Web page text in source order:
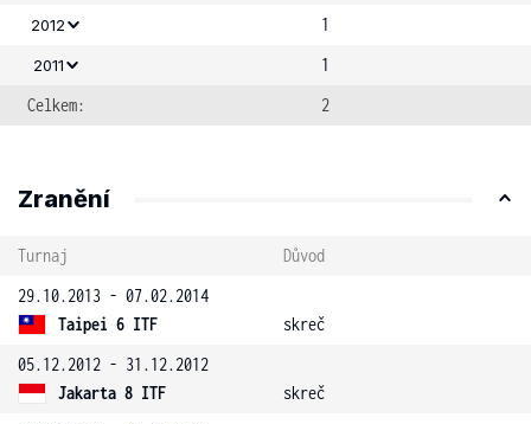
2012 1
2011
1
Celkem:
2
Zranění
Turnaj
Důvod
29.10.2013 - 07.02.2014
Taipei 6 ITF
skreč
05.12.2012 - 31.12.2012
Jakarta 8 ITF
skreč